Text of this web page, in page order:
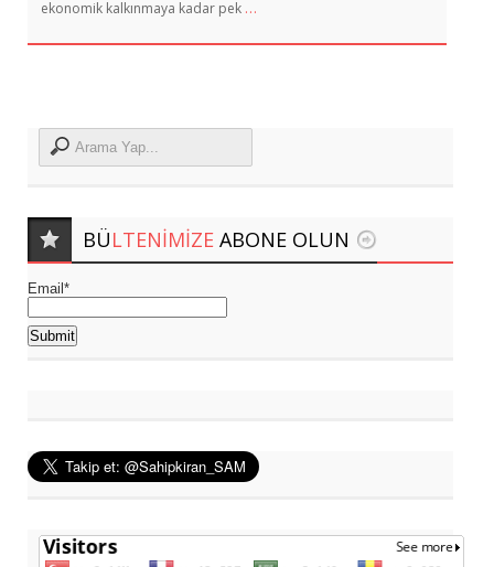
ekonomik kalkınmaya kadar pek …
BÜLTENIMIZE ABONE OLUN
Email*